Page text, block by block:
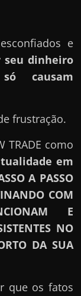
e
dinheiro
causam
frustração.
TRADE como
em
A PASSO
COM
E
NO
DA SUA
que os fatos